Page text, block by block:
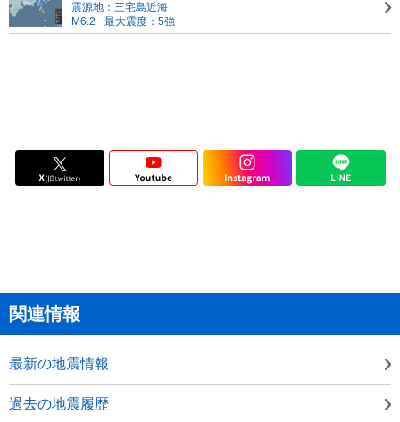
震源地：三宅島近海
M6.2
最大震度：5強
関連情報
最新の地震情報
過去の地震履歴